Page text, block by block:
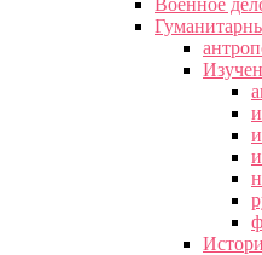
Военное